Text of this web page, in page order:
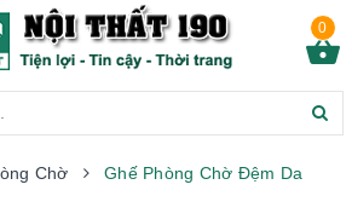
0
Chờ
Ghế Phòng Chờ Đệm Da